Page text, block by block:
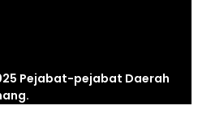
Pejabat-pejabat Daerah